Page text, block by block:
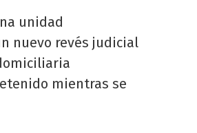
unidad
nuevo revés judicial
mientras se